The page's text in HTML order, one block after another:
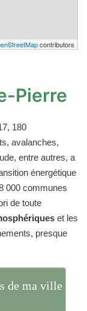
contributors
Pierre
180
avalanches,
entre autres, a
énergétique
000 communes
de toute
et les
presque
de ma ville